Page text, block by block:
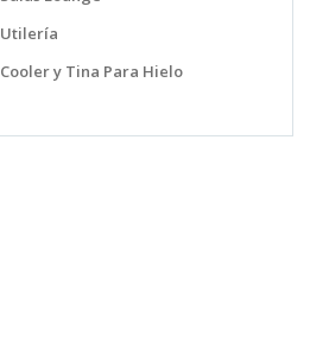
Utilería
Cooler y Tina Para Hielo